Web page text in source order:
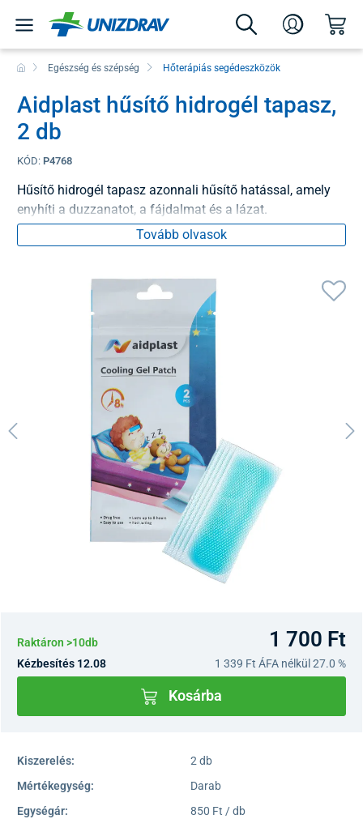
Egészség és szépség Hőterápiás segédeszközök
Aidplast hűsítő hidrogél tapasz,
2 db
KÓD: P4768
Hűsítő hidrogél tapasz azonnali hűsítő hatással, amely
enyhíti a duzzanatot, a fájdalmat és a lázat.
Tovább olvasok
Raktáron >10db 1 700 Ft
Kézbesítés 12.08 1 339 Ft ÁFA nélkül 27.0 %
Kosárba
Kiszerelés:
2 db
Mértékegység:
Darab
Egységár:
850 Ft / db